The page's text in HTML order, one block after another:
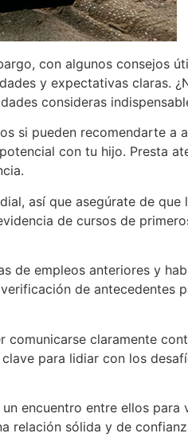
con algunos consejos
y expectativas claras.
consideras
si pueden recomendarte a
con tu hijo. Presta
así que asegúrate de que
de cursos de
de empleos anteriores y
de antecedentes
comunicarse claramente
para lidiar con los
encuentro entre ellos para
relación sólida y de